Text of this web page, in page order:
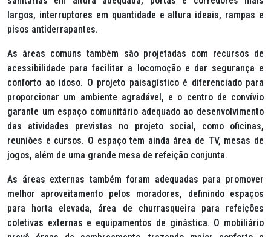
largos, interruptores em quantidade e altura ideais, rampas e
pisos antiderrapantes.
As áreas comuns também são projetadas com recursos de
acessibilidade para facilitar a locomoção e dar segurança e
conforto ao idoso. O projeto paisagístico é diferenciado para
proporcionar um ambiente agradável, e o centro de convívio
garante um espaço comunitário adequado ao desenvolvimento
das atividades previstas no projeto social, como oficinas,
reuniões e cursos. O espaço tem ainda área de TV, mesas de
jogos, além de uma grande mesa de refeição conjunta.
As áreas externas também foram adequadas para promover
melhor aproveitamento pelos moradores, definindo espaços
para horta elevada, área de churrasqueira para refeições
coletivas externas e equipamentos de ginástica. O mobiliário